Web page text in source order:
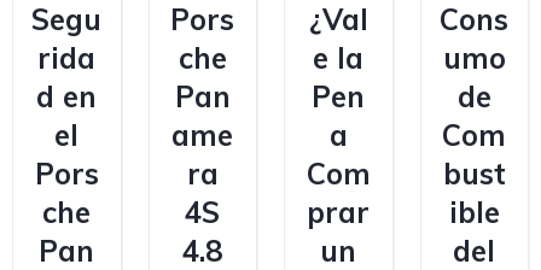
Segu
rida
d en
el
Pors
che
Pan
Pors
che
Pan
ame
ra
4S
4.8
¿Val
e la
Pen
a
Com
prar
un
Cons
umo
de
Com
bust
ible
del